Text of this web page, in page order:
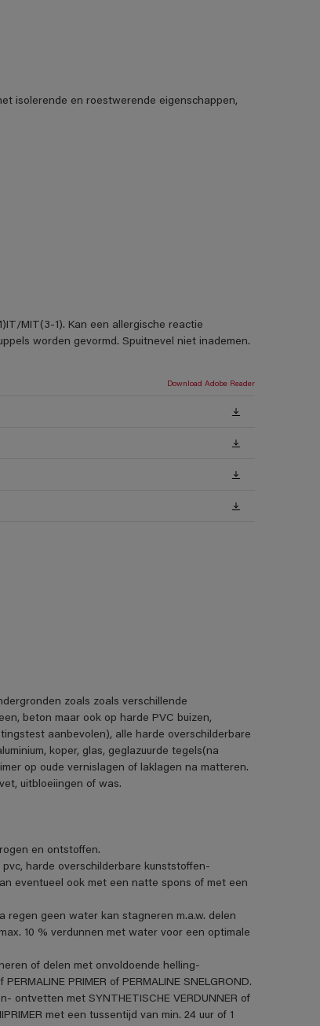
isolerende en roestwerende eigenschappen,
MIT(3-1). Kan een allergische reactie
worden gevormd. Spuitnevel niet inademen.
Download Adobe Reader
zoals zoals verschillende
beton maar ook op harde PVC buizen,
aanbevolen), alle harde overschilderbare
koper, glas, geglazuurde tegels(na
op oude vernislagen of laklagen na matteren.
uitbloeiingen of was.
en ontstoffen.
harde overschilderbare kunststoffen-
eventueel ook met een natte spons of met een
regen geen water kan stagneren m.a.w. delen
10 % verdunnen met water voor een optimale
of delen met onvoldoende helling-
PRIMER of PERMALINE SNELGROND.
ontvetten met SYNTHETISCHE VERDUNNER of
met een tussentijd van min. 24 uur of 1